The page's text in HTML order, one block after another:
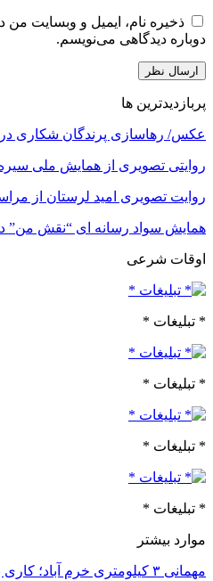
ذخیره نام، ایمیل و وبسایت من
دوباره دیدگاهی می‌نویسم.
پربازدیدترین ها
عکس/ رهاسازی پرندگان شکاری
روایتی تصویری از همایش ملی
روایت تصویری امید لرستان از
همایش سواد رسانه ای “نقش من”
اوقات شرعی
* تبلیغات *
* تبلیغات *
* تبلیغات *
* تبلیغات *
موارد بیشتر
مهمانی ۳ کیلومتری خرم آباد؛ کاری بزرگ با چند نقد کوچک